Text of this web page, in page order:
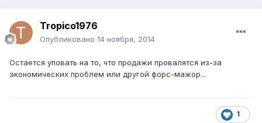
Tropico1976
Опубликовано 14 ноября, 2014
Остается уповать на то, что продажи провалятся из-за
экономических проблем или другой форс-мажор...
1